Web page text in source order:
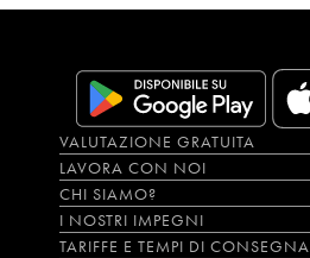
VALUTAZIONE GRATUITA
LAVORA CON NOI
CHI SIAMO?
I NOSTRI IMPEGNI
TARIFFE E TEMPI DI CONSEGNA